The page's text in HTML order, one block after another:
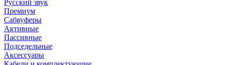
Русский звук
Премиум
Сабвуферы
Активные
Пассивные
Подседельные
Аксессуары